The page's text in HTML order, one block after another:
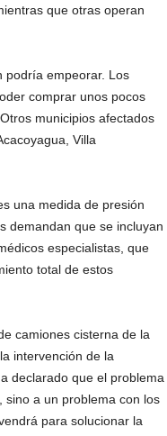
que otras operan
podría empeorar. Los
comprar unos pocos
municipios afectados
Villa
una medida de presión
demandan que se incluyan
especialistas, que
total de estos
camiones cisterna de la
intervención de la
declarado que el problema
sino a un problema con los
para solucionar la